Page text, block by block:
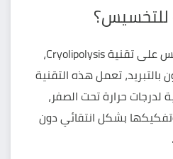
للتخسيس؟
على تقنية Cryolipolysis،
تعمل هذه التقنية
لدرجات حرارة تحت الصفر،
بشكل انتقائي دون